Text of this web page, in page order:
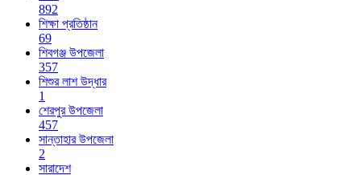
892
শিক্ষা প্রতিষ্ঠান
69
শিবগঞ্জ উপজেলা
357
শিশুর লাশ উদ্ধার
1
শেরপুর উপজেলা
457
সান্তাহার উপজেলা
2
সারাদেশ